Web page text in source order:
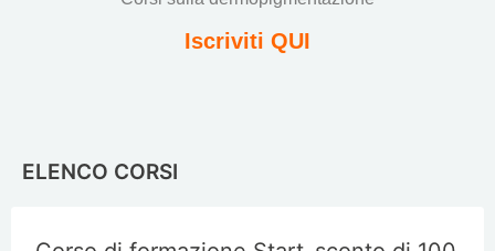
Iscriviti QUI
ELENCO CORSI